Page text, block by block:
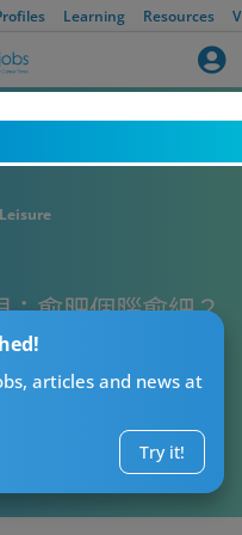
Learning Resources
articles and news at
Try it!
：愈肥個腦愈細？
關係！